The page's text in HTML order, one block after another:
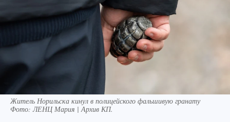
Житель Норильска кинул в полицейского фальшивую гранату
Фото:ЛЕНЦ Мария | Архив КП.